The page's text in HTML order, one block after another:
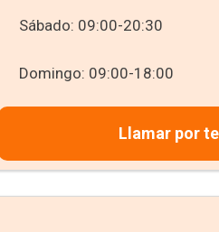
Sábado: 09:00-20:30
Domingo: 09:00-18:00
Llamar por